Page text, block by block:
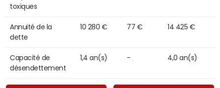
toxiques
Annuité de la
dette
10 280 € 77 € 14 425 €
Capacité de
désendettement
1,4 an(s) - 4,0 an(s)